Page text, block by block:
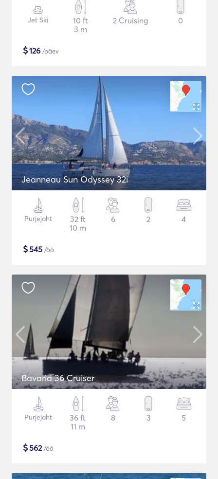
Jet Ski
10 ft
3 m
2 Cruising 0
$126 /päev
Jeanneau Sun Odyssey 32i
Purjejaht
32 ft
10 m
6 2 4
$545 /öö
Bavaria 36 Cruiser
Purjejaht
36 ft
11 m
8 3 5
$562/öö